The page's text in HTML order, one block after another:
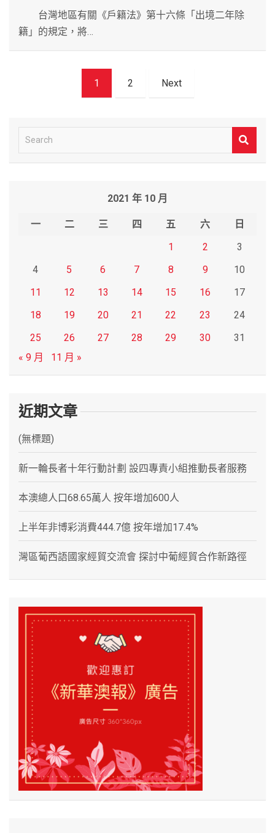
台灣地區有關《戶籍法》第十六條「出境二年除
籍」的規定，將…
1 2 Next
e
2021 年 10 月
一 二 三 四 五 六
日
1
2
3
4
5 6 7 8 9
10
11
12 13 14 15 16
17
18
19 20 21 22 23
24
25
26 27 28 29 30
31
« 9 月
11 月 »
近期文章
(無標題)
新一輪長者十年行動計劃 設四專責小組推動長者服務
本澳總人口68.65萬人 按年增加600人
上半年非博彩消費444.7億 按年增加17.4%
灣區葡西語國家經貿交流會 探討中葡經貿合作新路徑